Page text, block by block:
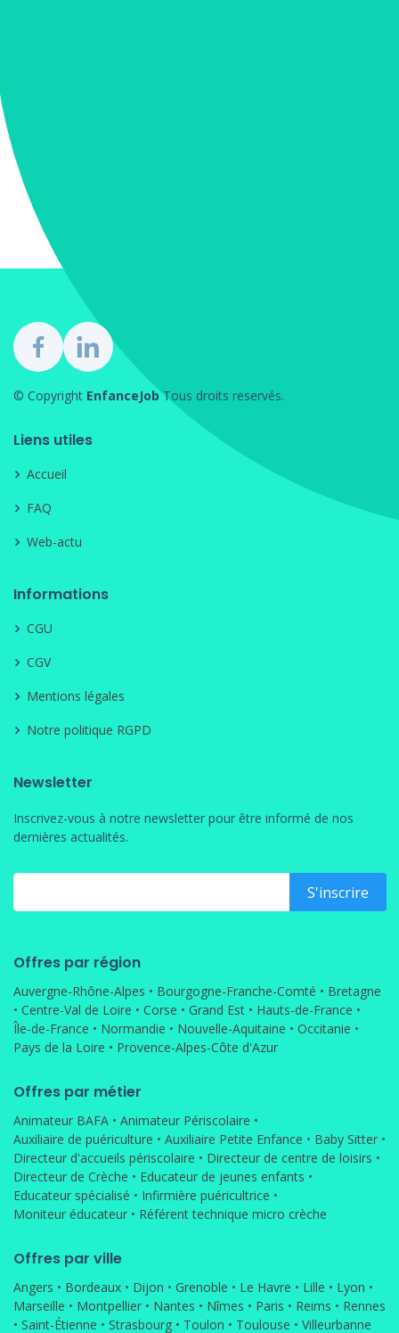
© Copyright EnfanceJob Tous droits reservés.
Liens utiles
Accueil
FAQ
Web-actu
Informations
CGU
CGV
Mentions légales
Notre politique RGPD
Newsletter
Inscrivez-vous à notre newsletter pour être informé de nos
dernières actualités.
Offres par région
Auvergne-Rhône-Alpes • Bourgogne-Franche-Comté • Bretagne
• Centre-Val de Loire • Corse • Grand Est • Hauts-de-France •
Île-de-France • Normandie • Nouvelle-Aquitaine • Occitanie •
Pays de la Loire • Provence-Alpes-Côte d'Azur
Offres par métier
Animateur BAFA • Animateur Périscolaire •
Auxiliaire de puériculture • Auxiliaire Petite Enfance • Baby Sitter •
Directeur d'accueils périscolaire • Directeur de centre de loisirs •
Directeur de Crèche • Educateur de jeunes enfants •
Educateur spécialisé • Infirmière puéricultrice •
Moniteur éducateur • Référent technique micro crèche
Offres par ville
Angers • Bordeaux • Dijon • Grenoble • Le Havre • Lille • Lyon •
Marseille • Montpellier • Nantes • Nîmes • Paris • Reims • Rennes
• Saint-Étienne • Strasbourg • Toulon • Toulouse • Villeurbanne